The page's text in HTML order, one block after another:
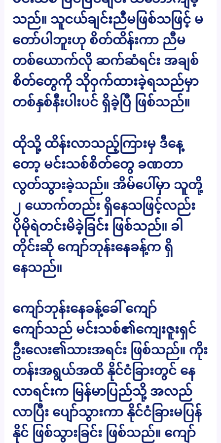
သည်။ သူငယ်ချင်းညီမဖြစ်သဖြင့် မ
တော်ပါဘူးဟု စိတ်ထိန်းကာ ညီမ
တစ်ယောက်လို ဆက်ဆံရင်း အချစ်
စိတ်တွေကို သိုဝှက်ထားခဲ့ရသည်မှာ
တစ်နှစ်နီးပါးပင် ရှိခဲ့ပြီ ဖြစ်သည်။
ထိုသို့ ထိန်းလာသည့်ကြားမှ ဒီနေ့
တော့ မင်းသစ်စိတ်တွေ ခဏတာ
လွတ်သွားခဲ့သည်။ အိမ်ပေါ်မှာ သူတို့
၂ ယောက်တည်း ရှိနေသဖြင့်လည်း
ပိုမိုရဲတင်းမိခဲ့ခြင်း ဖြစ်သည်။ ခါ
တိုင်းဆို ကျော်ဘုန်းနေခန့်က ရှိ
နေသည်။
ကျော်ဘုန်းနေခန့်ခေါ် ကျော်
ကျော်သည် မင်းသစ်၏ကျေးဇူးရှင်
ဦးလေး၏သားအရင်း ဖြစ်သည်။ ကိုး
တန်းအရွယ်အထိ နိုင်ငံခြားတွင် နေ
လာရင်းက မြန်မာပြည်သို့ အလည်
လာပြီး ပျော်သွားကာ နိုင်ငံခြားမပြန်
နိုင် ဖြစ်သွားခြင်း ဖြစ်သည်။ ကျော်